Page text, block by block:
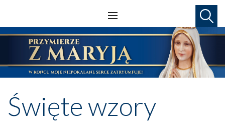
Święte wzory